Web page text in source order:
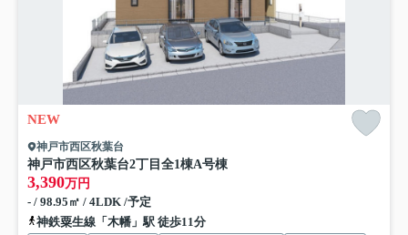
NEW
神戸市西区秋葉台
神戸市西区秋葉台2丁目 全1棟A号棟
3,390万円
- / 98.95㎡ / 4LDK /予定
神鉄粟生線「木幡」駅 徒歩11分